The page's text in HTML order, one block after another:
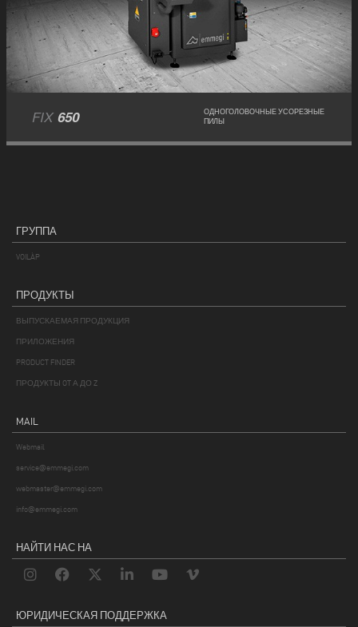
FIX 650
ОДНОГОЛОВОЧНЫЕ УСОРЕЗНЫЕ
ПИЛЫ
ГРУППА
VOILÀP
ПРОДУКТЫ
ВЫПУСКАЕМАЯ ПРОДУКЦИЯ
ПРИЛОЖЕНИЯ
PRODUCT FINDER
ПРОДУКТЫ OT А ДО Z
MAIL
Webmail
service@emmegi.com
webmaster@emmegi.com
info@emmegi.com
НАЙТИ НАС НА
ЮРИДИЧЕСКАЯ ПОДДЕРЖКА